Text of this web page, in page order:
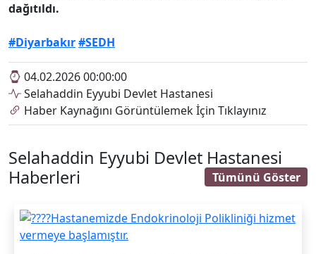
dağıtıldı.
#Diyarbakır#SEDH
04.02.2026 00:00:00
Selahaddin Eyyubi Devlet Hastanesi
Haber Kaynağını Görüntülemek İçin Tıklayınız
Selahaddin Eyyubi Devlet Hastanesi
Haberleri
Tümünü Göster